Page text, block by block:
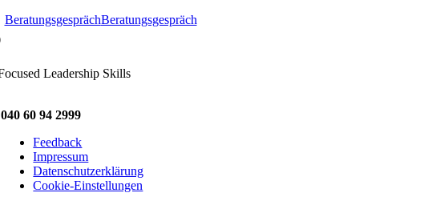
BeratungsgesprächBeratungsgespräch
Leadership Skills
040 60 94 2999
Feedback
Impressum
Datenschutzerklärung
Cookie-Einstellungen